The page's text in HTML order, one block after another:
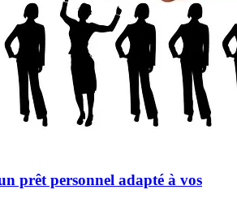
prêt personnel adapté à vos